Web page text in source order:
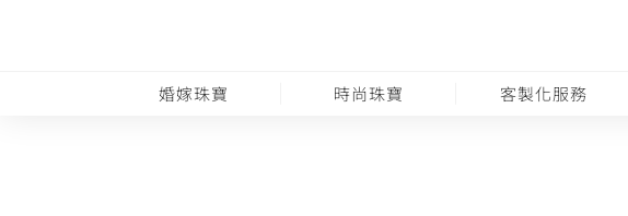
婚嫁珠寶 時尚珠寶 客製化服務